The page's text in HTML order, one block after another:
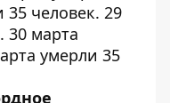
35 человек. 29
. 30 марта
умерли 35